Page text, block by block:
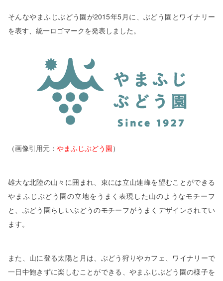
そんなやまふじぶどう園が2015年5月に、ぶどう園とワイナリー
を表す、統一ロゴマークを発表しました。
（画像引用元： やまふじぶどう園）
雄大な北陸の山々に囲まれ、東には立山連峰を望むことができる
やまふじぶどう園の立地をうまく表現した山のようなモチーフ
と、ぶどう園らしいぶどうのモチーフがうまくデザインされてい
ます。
また、山に登る太陽と月は、ぶどう狩りやカフェ、ワイナリーで
一日中飽きずに楽しむことができる、やまふじぶどう園の様子を